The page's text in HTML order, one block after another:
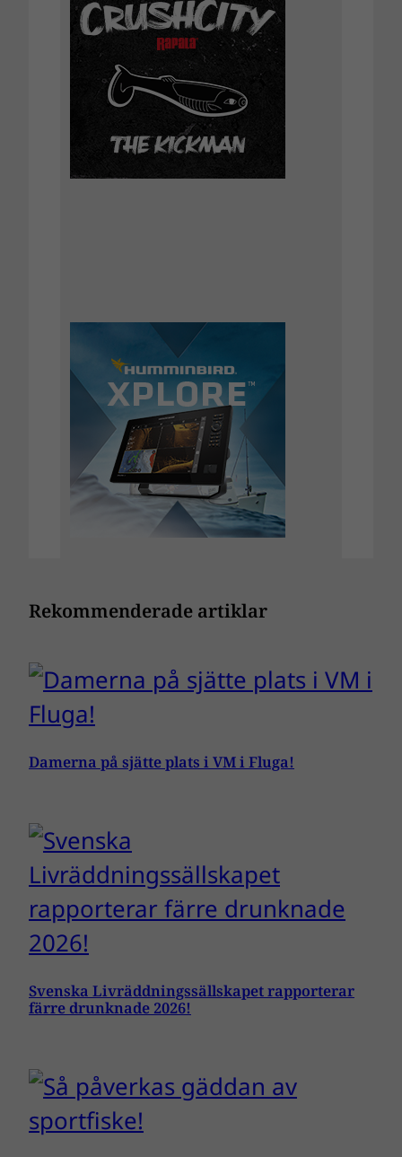
Rekommenderade artiklar
Damerna på sjätte plats i VM i Fluga!
Svenska Livräddningssällskapet rapporterar
färre drunknade 2026!